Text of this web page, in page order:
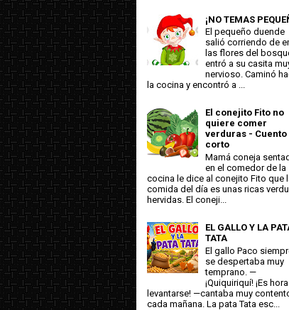
¡NO TEMAS
El pequeño duende
salió corriendo de
las flores del
entró a su casita
nervioso. Caminó
la cocina y encontró a ...
El conejito Fito no
quiere comer
verduras - Cuento
corto
Mamá coneja
en el comedor de la
cocina le dice al conejito Fito que
comida del día es unas ricas
hervidas. El coneji...
EL GALLO Y LA
TATA
El gallo Paco
se despertaba muy
temprano. —
¡Quiquiriquí! ¡Es
levantarse! —cantaba muy
cada mañana. La pata Tata esc...